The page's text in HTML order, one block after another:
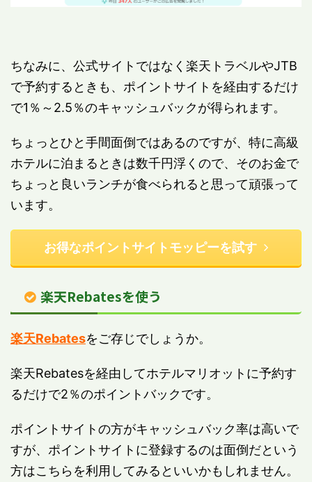
ちなみに、公式サイトではなく楽天トラベルやJTB
で予約するときも、ポイントサイトを経由するだけ
で1％～2.5％のキャッシュバックが得られます。
ちょっとひと手間面倒ではあるのですが、特に高級
ホテルに泊まるときは数千円浮くので、そのお金で
ちょっと良いランチが食べられると思って頑張って
います。
お得なポイントサイトモッピーを試す
楽天Rebatesを使う
楽天Rebatesをご存じでしょうか。
楽天Rebatesを経由してホテルマリオットに予約す
るだけで2％のポイントバックです。
ポイントサイトの方がキャッシュバック率は高いで
すが、ポイントサイトに登録するのは面倒だという
方はこちらを利用してみるといいかもしれません。